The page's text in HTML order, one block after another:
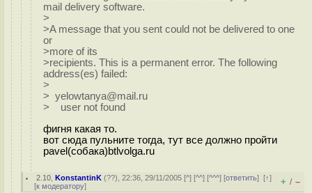
mail delivery software.
>
>A message that you sent could not be delivered to one
or
>more of its
>recipients. This is a permanent error. The following
address(es) failed:
>
> yelowtanya@mail.ru
> user not found
фигня какая то.
вот сюда пульните тогда, тут все должно пройти
pavel(собака)btlvolga.ru
2.10 ,KonstantinK (??), 22:36, 29/11/2005 [^] [^^] [^^^] [ответить][↑]
[к модератору] + / –